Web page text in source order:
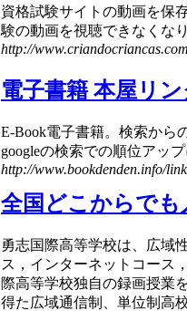
資格試験サイトの動画を保
験の動画を視聴できなくな
http://
電子書籍 本屋リ
E-Book電子書籍。検索から
googleの検索での順位アッ
http://www.bookdenden.info/
全国どこからでも
勇志国際高等学校は、広域
ス，インターネットコース
際高等学校独自の録画授業
得た広域通信制、単位制高